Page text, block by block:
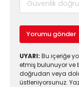
Yorumu gönder
UYARI: Bu içeriğe
etmiş bulunuyor ve
doğrudan veya
üstleniyorsunuz.